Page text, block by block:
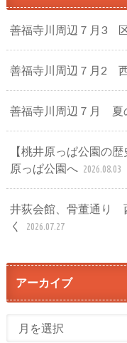
善福寺川周辺７月3
善福寺川周辺７月2
善福寺川周辺７月 夏
【桃井原っぱ公園の
原っぱ公園へ 2026.08.03
井荻会館、骨董通り
く
2026.07.27
アーカイブ